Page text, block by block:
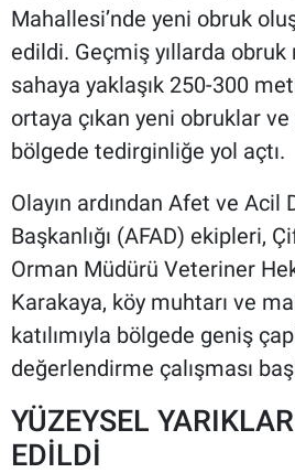
Mahallesi’nde yeni obruk
edildi. Geçmiş yıllarda
sahaya yaklaşık 250-300
ortaya çıkan yeni obruklar ve
bölgede tedirginliğe yol açtı.
Olayın ardından Afet ve Acil
Başkanlığı (AFAD) ekipleri,
Orman Müdürü Veteriner
Karakaya, köy muhtarı ve
katılımıyla bölgede geniş
değerlendirme çalışması
YÜZEYSEL
EDİLDİ